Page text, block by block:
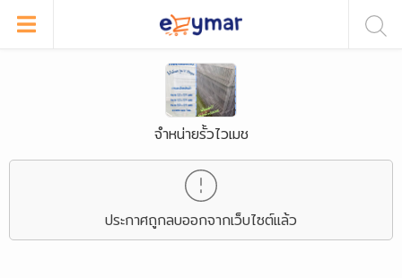
จำหน่ายรั้วไวเมช
ประกาศถูกลบออกจากเว็บไซต์แล้ว